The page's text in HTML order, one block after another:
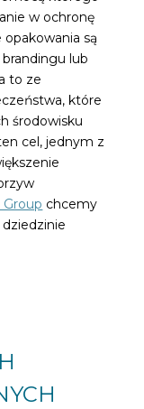
w ochronę
są
lub
to ze
które
środowisku
cel, jednym z
Group chcemy